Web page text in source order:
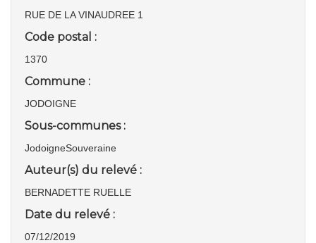
RUE DE LA VINAUDREE 1
Code postal :
1370
Commune :
JODOIGNE
Sous-communes :
JodoigneSouveraine
Auteur(s) du relevé :
BERNADETTE RUELLE
Date du relevé :
07/12/2019